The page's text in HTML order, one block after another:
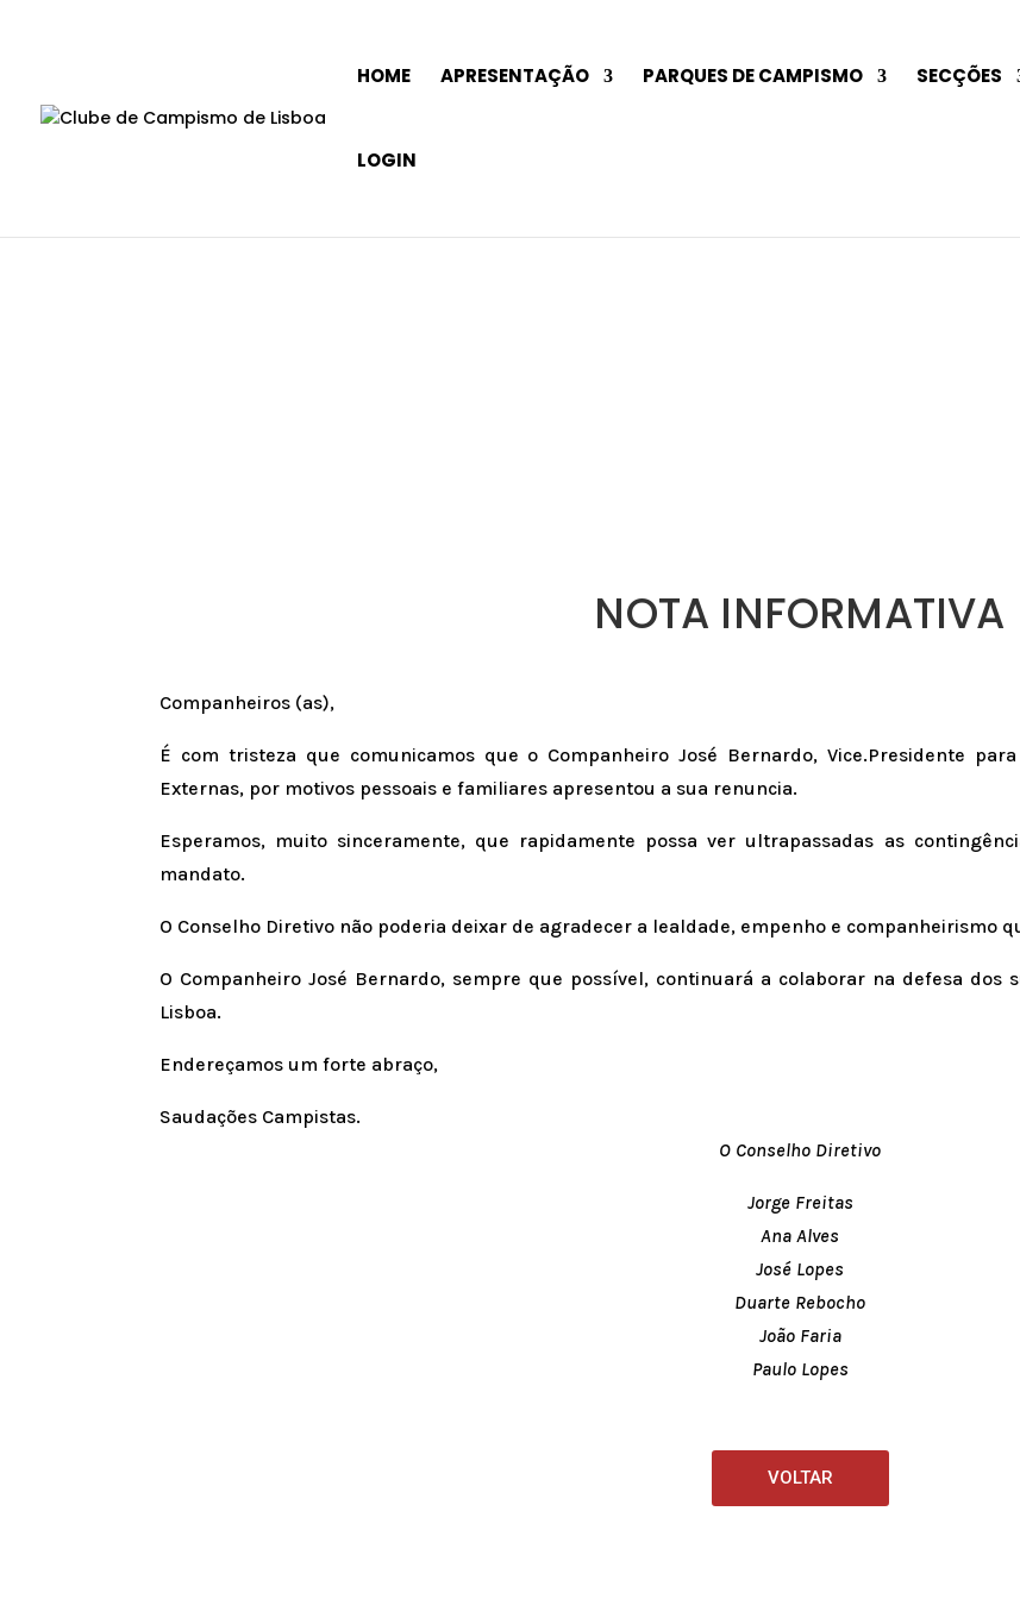
HOME APRESENTAÇÃO PARQUES DE CAMPISMO SECÇÕES
LOGIN
NOTA INFORMATIVA
Companheiros (as),
É com tristeza que comunicamos que o Companheiro José Bernardo, Vice.Presidente
Externas, por motivos pessoais e familiares apresentou a sua renuncia.
Esperamos, muito sinceramente, que rapidamente possa ver ultrapassadas as
mandato.
O Conselho Diretivo não poderia deixar de agradecer a lealdade, empenho e companheirismo
O Companheiro José Bernardo, sempre que possível, continuará a colaborar na defesa dos
Lisboa.
Endereçamos um forte abraço,
Saudações Campistas.
O Conselho Diretivo
Jorge Freitas
Ana Alves
José Lopes
Duarte Rebocho
João Faria
Paulo Lopes
VOLTAR